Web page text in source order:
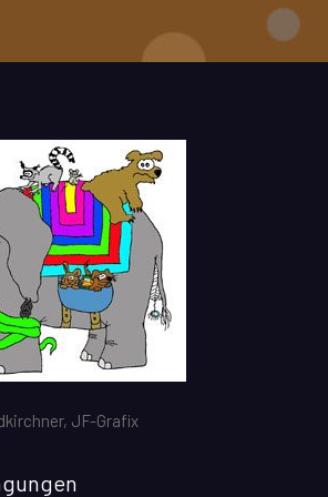
JF-Grafix